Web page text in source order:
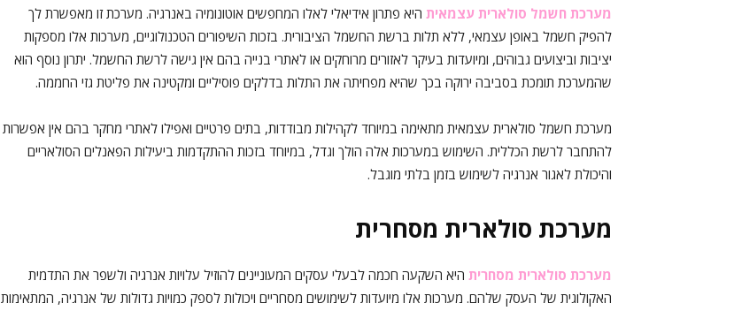
מערכת חשמל סולארית עצמאית היא פתרון אידיאלי לאלו המחפשים אוטונומיה באנרגיה. מערכת זו מאפשרת לך
להפיק חשמל באופן עצמאי, ללא תלות ברשת החשמל הציבורית. בזכות השיפורים הטכנולוגיים, מערכות אלו מספקות
יציבות וביצועים גבוהים, ומיועדות בעיקר לאזורים מרוחקים או לאתרי בנייה בהם אין גישה לרשת החשמל. יתרון נוסף הוא
שהמערכת תומכת בסביבה ירוקה בכך שהיא מפחיתה את התלות בדלקים פוסיליים ומקטינה את פליטת גזי החממה.
מערכת חשמל סולארית עצמאית מתאימה במיוחד לקהילות מבודדות, בתים פרטיים ואפילו לאתרי מחקר בהם אין אפשרות
להתחבר לרשת הכללית. השימוש במערכות אלה הולך וגדל, במיוחד בזכות ההתקדמות ביעילות הפאנלים הסולאריים
והיכולת לאגור אנרגיה לשימוש בזמן בלתי מוגבל.
מערכת סולארית מסחרית
מערכת סולארית מסחרית היא השקעה חכמה לבעלי עסקים המעוניינים להוזיל עלויות אנרגיה ולשפר את התדמית
האקולוגית של העסק שלהם. מערכות אלו מיועדות לשימושים מסחריים ויכולות לספק כמויות גדולות של אנרגיה, המתאימות